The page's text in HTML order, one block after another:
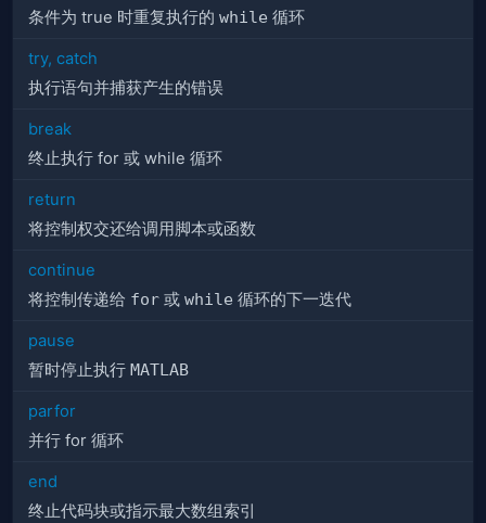
条件为 true 时重复执行的 while 循环
try, catch
执行语句并捕获产生的错误
break
终止执行 for 或 while 循环
return
将控制权交还给调用脚本或函数
continue
将控制传递给 for 或 while 循环的下一迭代
pause
暂时停止执行 MATLAB
parfor
并行 for 循环
end
终止代码块或指示最大数组索引